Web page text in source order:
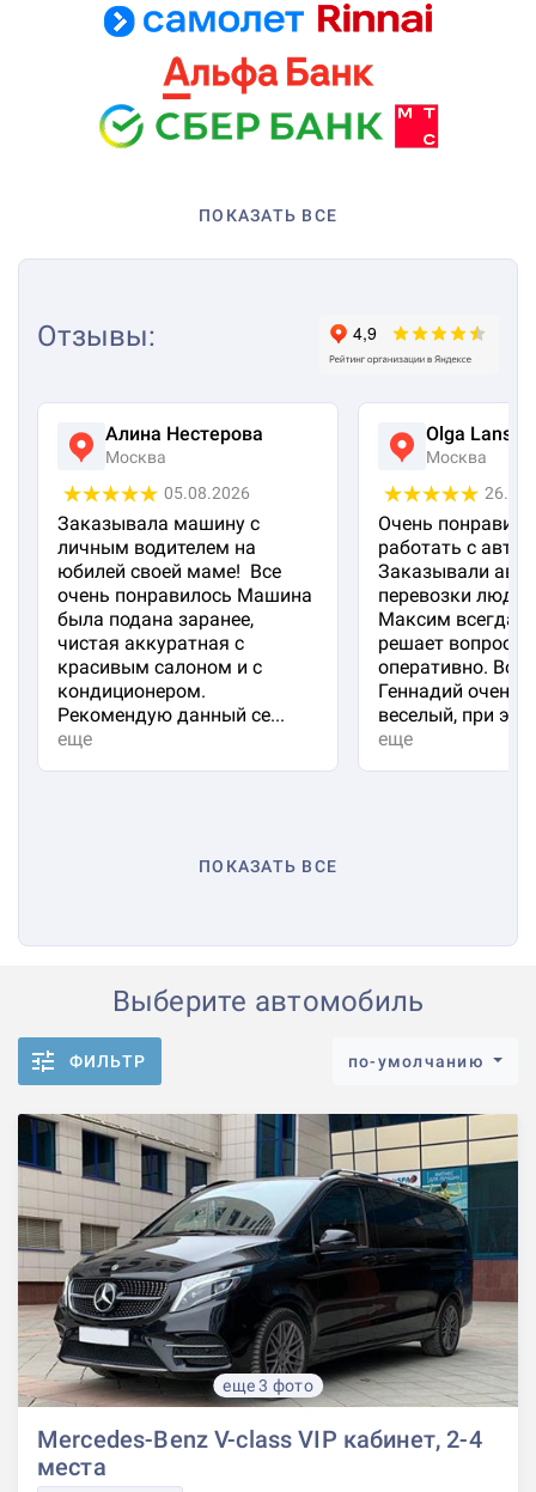
ПОКАЗАТЬ ВСЕ
Отзывы:
Алина Нестерова
Москва
05.08.2026
Заказывала машину с
личным водителем на
юбилей своей маме! Все
очень понравилось Машина
была подана заранее,
чистая аккуратная с
красивым салоном и с
кондиционером.
Рекомендую данный се...
еще
Olga
Москва
Очень
работать с авто
Заказывали
перевозки
Максим всегда
решает вопросы
оперативно.
Геннадий очень
веселый, при эт...
еще
ПОКАЗАТЬ ВСЕ
Выберите автомобиль
ФИЛЬТР по-умолчанию
еще 3 фото
Mercedes-Benz V-class VIP кабинет, 2-4
места